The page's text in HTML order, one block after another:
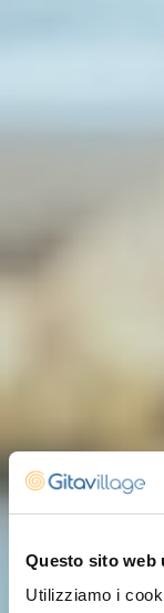
Questo sito web
Utilizziamo i